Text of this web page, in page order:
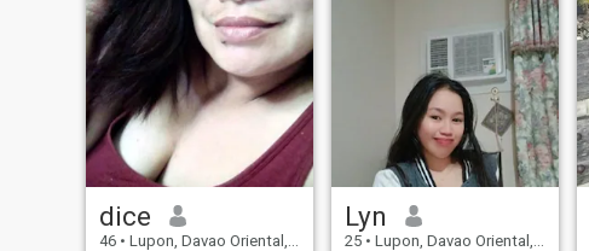
dice
46 • Lupon, Davao Oriental, Filippinene
Lyn
25 • Lupon, Davao Oriental, Filippinene